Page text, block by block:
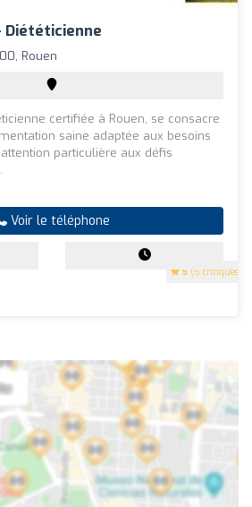
Diététicienne
5 (5 critiques)
Rouen
certifiée à Rouen, se consacre
saine adaptée aux besoins
particulière aux défis
Voir le téléphone